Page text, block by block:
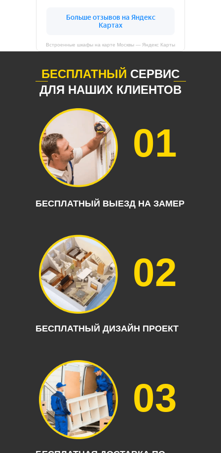
Встроенные шкафы на карте Москвы — Яндекс Карты
БЕСПЛАТНЫЙ ВЫЕЗД НА ЗАМЕР
01
БЕСПЛАТНЫЙ ДИЗАЙН ПРОЕКТ
02
03
БЕСПЛАТНЫЙ СЕРВИС
ДЛЯ НАШИХ КЛИЕНТОВ